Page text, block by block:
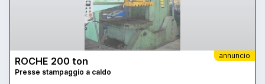
annuncio
ROCHE 200 ton
Presse stampaggio a caldo